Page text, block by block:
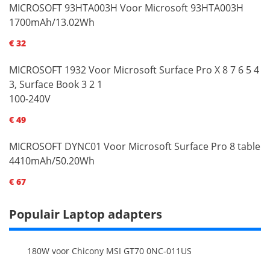
MICROSOFT 93HTA003H Voor Microsoft 93HTA003H
1700mAh/13.02Wh
€ 32
MICROSOFT 1932 Voor Microsoft Surface Pro X 8 7 6 5 4
3, Surface Book 3 2 1
100-240V
€ 49
MICROSOFT DYNC01 Voor Microsoft Surface Pro 8 table
4410mAh/50.20Wh
€ 67
Populair Laptop adapters
180W voor Chicony MSI GT70 0NC-011US